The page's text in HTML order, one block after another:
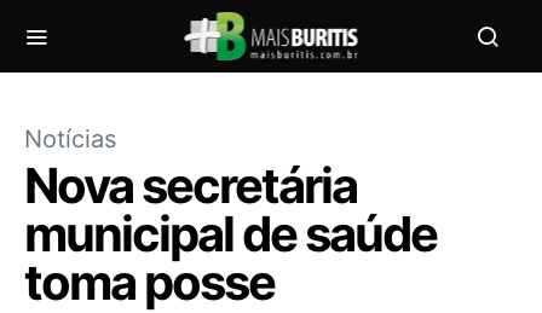
Notícias
Nova secretária
municipal de saúde
toma posse